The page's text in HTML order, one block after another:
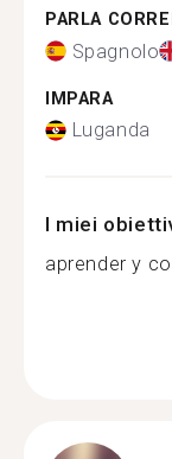
PARLA
Spagnolo
IMPARA
Luganda
I miei
aprender y